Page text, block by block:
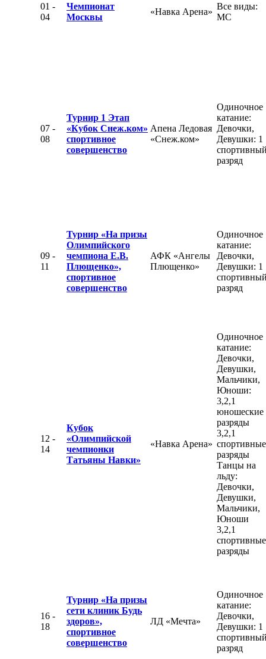
01 -
04
Чемпионат
Москвы
«Навка Арена»
Все виды:
МС
07 -
08
Турнир 1 Этап
«Кубок Снеж.ком»
спортивное
совершенство
Апена Ледовая
«Снеж.ком»
Одиночное
катание:
Девочки,
Девушки: 1
разряд
09 -
11
Турнир «На призы
Олимпийского
чемпиона Е.В.
Плющенко»,
спортивное
совершенство
АФК «Ангелы
Плющенко»
Одиночное
катание:
Девочки,
Девушки: 1
разряд
12 -
14
Кубок
«Олимпийской
чемпионки
Татьяны Навки»
«Навка Арена»
Одиночное
катание:
Девочки,
Девушки,
Мальчики,
Юноши:
3,2,1
юношеские
разряды
3,2,1
спортивные
разряды
Танцы на
льду:
Девочки,
Девушки,
Мальчики,
Юноши
3,2,1
спортивные
разряды
16 -
18
Турнир «На призы
сети клиник Будь
здоров»,
спортивное
совершенство
ЛД «Мечта»
Одиночное
катание:
Девочки,
Девушки: 1
разряд